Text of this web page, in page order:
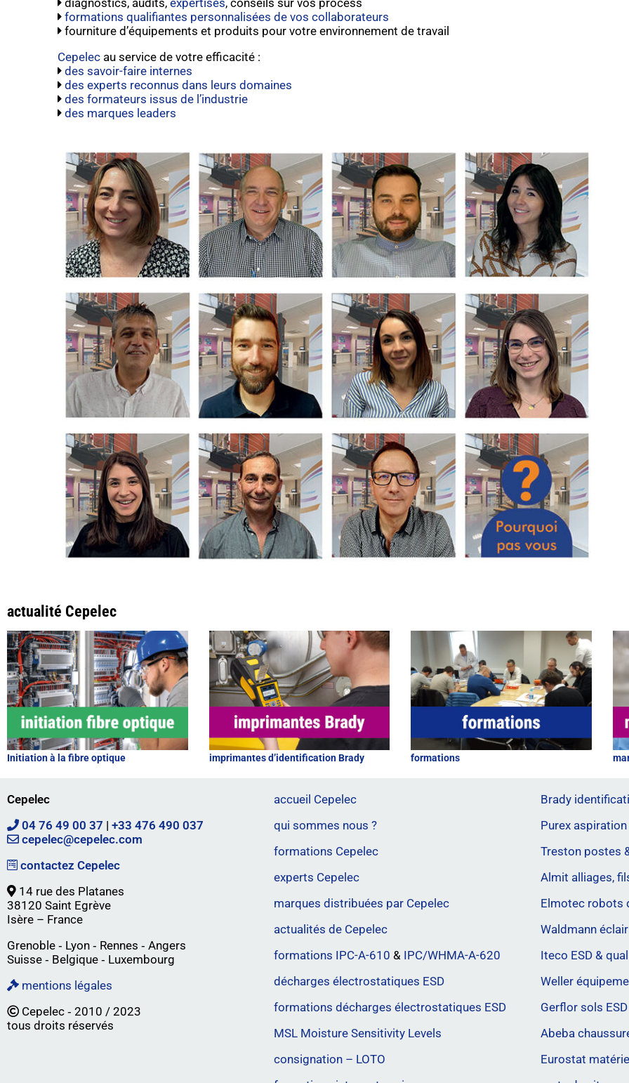
formations qualifiantes personnalisées de vos collaborateurs
fourniture d’équipements et produits pour votre environnement de travail
Cepelec au service de votre efficacité :
des savoir-faire internes
des experts reconnus dans leurs domaines
des formateurs issus de l’industrie
des marques leaders
actualité Cepelec
Initiation à la fibre optique imprimantes d’identification Brady formations
Cepelec
04 76 49 00 37 | +33 476 490 037
cepelec@cepelec.com
contactez Cepelec
14 rue des Platanes
38120 Saint Egrève
Isère – France
Grenoble ‐ Lyon ‐ Rennes ‐ Angers
Suisse ‐ Belgique ‐ Luxembourg
mentions légales
Cepelec ‐ 2010 / 2023
tous droits réservés
accueil Cepelec
qui sommes nous ?
formations Cepelec
experts Cepelec
marques distribuées par Cepelec
actualités de Cepelec
formations IPC-A-610 & IPC/WHMA-A-620
décharges électrostatiques ESD
formations décharges électrostatiques ESD
MSL Moisture Sensitivity Levels
consignation – LOTO
Brady
Purex
Treston postes
Almit alliages,
Elmotec robots
Waldmann
Iteco ESD &
Weller
Gerflor sols ESD
Abeba
Eurostat